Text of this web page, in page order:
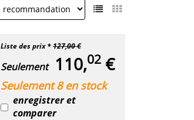
Liste des prix *127,00 €
Seulement 110,02 €
Seulement 8 en stock
enregistrer et
comparer